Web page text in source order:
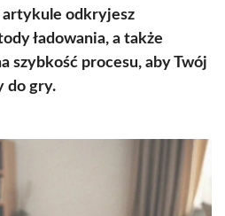
artykule odkryjesz
ładowania, a także
szybkość procesu, aby Twój
do gry.